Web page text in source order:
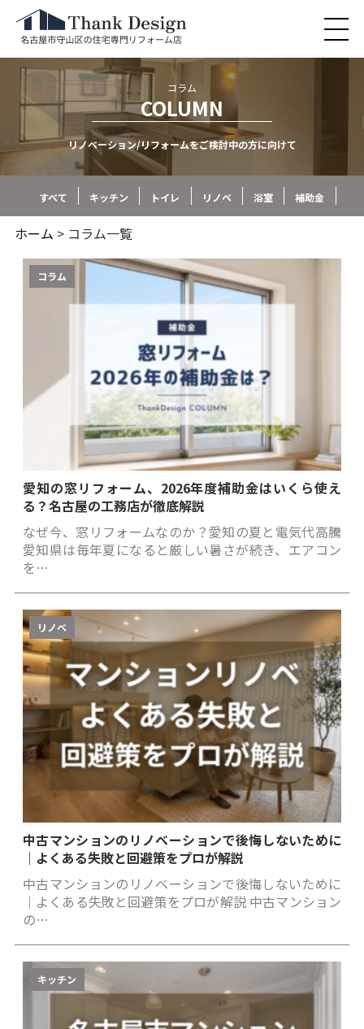
コラム
COLUMN
リノベーション/リフォームをご検討中の方に向けて
すべて キッチン トイレ リノベ 浴室 補助金
ホーム > コラム一覧
コラム
愛知の窓リフォーム、2026年度補助金はいくら使え
る？名古屋の工務店が徹底解説
なぜ今、窓リフォームなのか？愛知の夏と電気代高騰
愛知県は毎年夏になると厳しい暑さが続き、エアコン
を…
リノベ
中古マンションのリノベーションで後悔しないために
｜よくある失敗と回避策をプロが解説
中古マンションのリノベーションで後悔しないために
｜よくある失敗と回避策をプロが解説 中古マンション
の…
キッチン